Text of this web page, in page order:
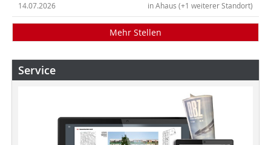
in Ahaus (+1 weiterer Standort)
14.07.2026
Mehr Stellen
Service